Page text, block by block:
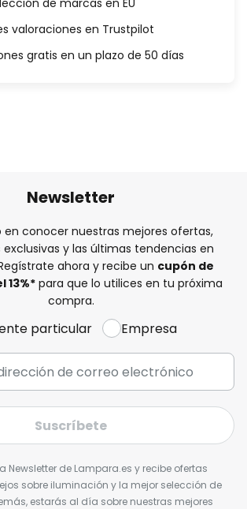
de marcas en EU
valoraciones en Trustpilot
gratis en un plazo de 50 días
Newsletter
en conocer nuestras mejores ofertas,
y las últimas tendencias en
ahora y recibe un cupón de
13%* para que lo utilices en tu próxima
compra.
particular Empresa
Suscríbete
Newsletter de Lampara.es y recibe ofertas
sobre iluminación y la mejor selección de
estarás al día sobre nuestras mejores